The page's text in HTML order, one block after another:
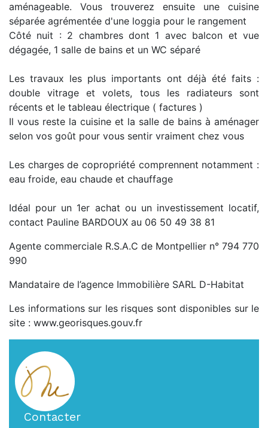
aménageable. Vous trouverez ensuite une cuisine
séparée agrémentée d'une loggia pour le rangement
Côté nuit : 2 chambres dont 1 avec balcon et vue
dégagée, 1 salle de bains et un WC séparé
Les travaux les plus importants ont déjà été faits :
double vitrage et volets, tous les radiateurs sont
récents et le tableau électrique ( factures )
Il vous reste la cuisine et la salle de bains à aménager
selon vos goût pour vous sentir vraiment chez vous
Les charges de copropriété comprennent notamment :
eau froide, eau chaude et chauffage
Idéal pour un 1er achat ou un investissement locatif,
contact Pauline BARDOUX au 06 50 49 38 81
Agente commerciale R.S.A.C de Montpellier n° 794 770
990
Mandataire de l’agence Immobilière SARL D-Habitat
Les informations sur les risques sont disponibles sur le
site : www.georisques.gouv.fr
Contacter